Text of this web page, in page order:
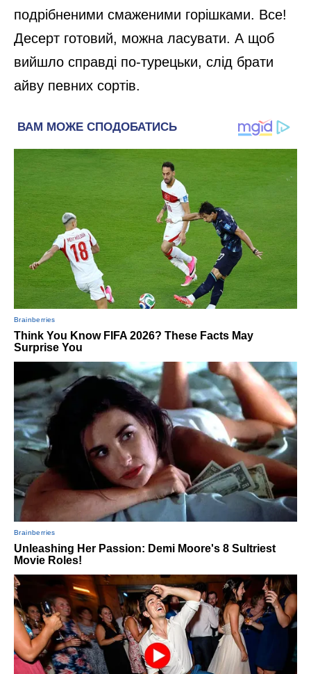
подрібненими смаженими горішками. Все!
Десерт готовий, можна ласувати. А щоб
вийшло справді по-турецьки, слід брати
айву певних сортів.